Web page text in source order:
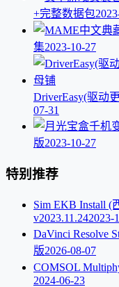
+完整数据包
集2023-10-27
DriverEasy(驱动
07-31
版2023-10-27
特别推荐
Sim EKB Install
v2023.11.242023-
DaVinci Resolve
版2026-08-07
COMSOL
2024-06-23